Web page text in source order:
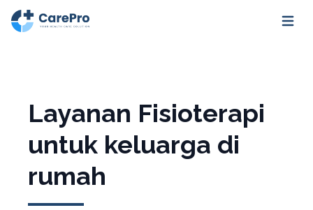
Open
Layanan Fisioterapi
untuk keluarga di
rumah